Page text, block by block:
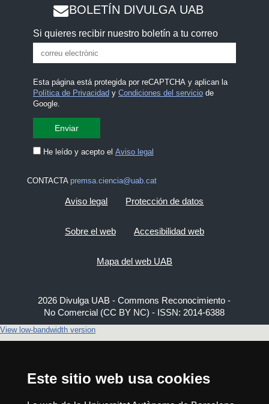
Este sitio web usa cookies
BOLETÍN DIVULGA UAB
Si quieres recibir nuestro boletín a tu correo
Esta página está protegida por reCAPTCHA y aplican la
Política de Privacidad y Condiciones del serviciode
Google.
He leído y acepto el Aviso legal
CONTACTA premsa.ciencia@uab.cat
Aviso legal Protección de datos
Sobre el web Accesibilidad web
Mapa del web UAB
2026 Divulga UAB - Commons Reconocimiento -
No Comercial (CC BY NC) - ISSN: 2014-6388
View low-bandwidth version